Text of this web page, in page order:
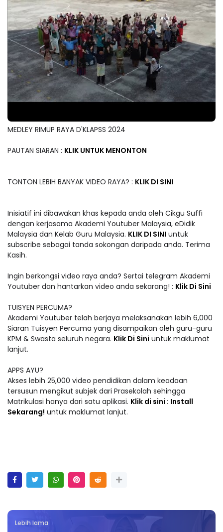
MEDLEY RIMUP RAYA D'KLAPSS 2024
PAUTAN SIARAN : KLIK UNTUK MENONTON
TONTON LEBIH BANYAK VIDEO RAYA? : KLIK DI SINI
Inisiatif ini dibawakan khas kepada anda oleh Cikgu Suffi
dengan kerjasama Akademi Youtuber Malaysia, eDidik
Malaysia dan Kelab Guru Malaysia. KLIK DI SINI untuk
subscribe sebagai tanda sokongan daripada anda. Terima
Kasih.
Ingin berkongsi video raya anda? Sertai telegram Akademi
Youtuber dan hantarkan video anda sekarang! : Klik Di Sini
TUISYEN PERCUMA?
Akademi Youtuber telah berjaya melaksanakan lebih 6,000
Siaran Tuisyen Percuma yang disampaikan oleh guru-guru
KPM & Swasta seluruh negara. Klik Di Sini untuk maklumat
lanjut.
APPS AYU?
Akses lebih 25,000 video pendidikan dalam keadaan
tersusun mengikut subjek dari Prasekolah sehingga
Matrikulasi hanya dari satu aplikasi. Klik di sini : Install
Sekarang! untuk maklumat lanjut.
Lebih lama